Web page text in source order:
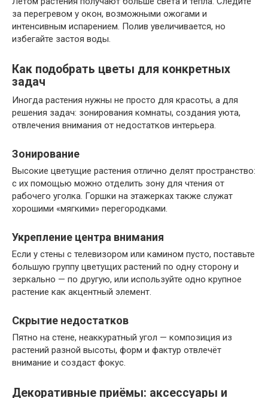
за перегревом у окон, возможными ожогами и
интенсивным испарением. Полив увеличивается, но
избегайте застоя воды.
Как подобрать цветы для конкретных
задач
Иногда растения нужны не просто для красоты, а для
решения задач: зонирования комнаты, создания уюта,
отвлечения внимания от недостатков интерьера.
Зонирование
Высокие цветущие растения отлично делят пространство:
с их помощью можно отделить зону для чтения от
рабочего уголка. Горшки на этажерках также служат
хорошими «мягкими» перегородками.
Укрепление центра внимания
Если у стены с телевизором или камином пусто, поставьте
большую группу цветущих растений по одну сторону и
зеркально — по другую, или используйте одно крупное
растение как акцентный элемент.
Скрытие недостатков
Пятно на стене, неаккуратный угол — композиция из
растений разной высоты, форм и фактур отвлечёт
внимание и создаст фокус.
Декоративные приёмы: аксессуары и